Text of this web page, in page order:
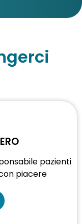
pazienti
piacere